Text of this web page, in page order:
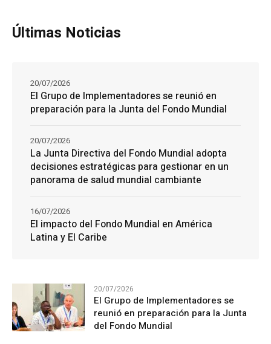
Últimas Noticias
El Grupo de Implementadores se reunió en
preparación para la Junta del Fondo Mundial
20/07/2026
La Junta Directiva del Fondo Mundial adopta
decisiones estratégicas para gestionar en un
panorama de salud mundial cambiante
20/07/2026
El impacto del Fondo Mundial en América
Latina y El Caribe
16/07/2026
20/07/2026
El Grupo de Implementadores se
reunió en preparación para la Junta
del Fondo Mundial